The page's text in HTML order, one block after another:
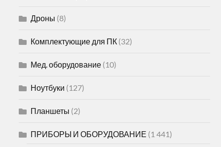
Дроны (8)
Комплектующие для ПК (32)
Мед. оборудование (10)
Ноутбуки (127)
Планшеты (2)
ПРИБОРЫ И ОБОРУДОВАНИЕ (1 441)